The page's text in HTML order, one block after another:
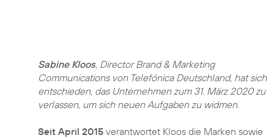
Sabine Kloos, Director Brand & Marketing
Communications von Telefónica Deutschland, hat sich
entschieden, das Unternehmen zum 31. März 2020 zu
verlassen, um sich neuen Aufgaben zu widmen.
Seit April 2015 verantwortet Kloos die Marken sowie